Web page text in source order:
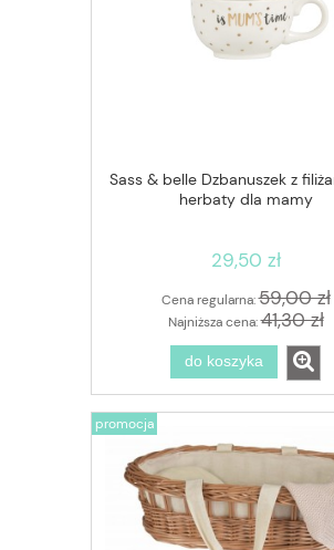
Sass & belle Dzbanuszek z
herbaty dla mamy
29,50 zł
Cena regularna:59,00 zł
Najniższa cena:41,30 zł
do koszyka
promocja